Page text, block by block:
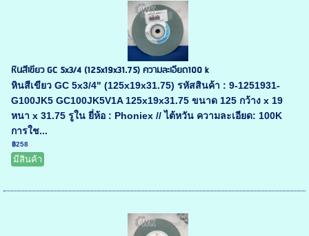
หินสีเขียว GC 5x3/4 (125x19x31.75) ความละเอียด100 k
หินสีเขียว GC 5x3/4" (125x19x31.75) รหัสสินค้า : 9-1251931-
G100JK5 GC100JK5V1A 125x19x31.75 ขนาด 125 กว้าง x 19
หนา x 31.75 รูใน ยี่ห้อ : Phoniex // ไต้หวัน ความละเอียด: 100K
การใช...
฿258
มีสินค้า